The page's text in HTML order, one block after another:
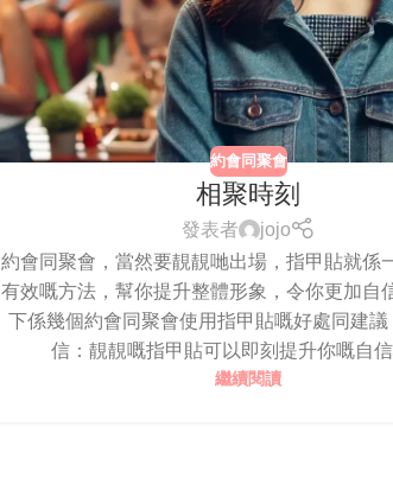
約會同聚會
相聚時刻
發表者
jojo
約會同聚會，當然要靚靚哋出場，指甲貼就係
有效嘅方法，幫你提升整體形象，令你更加自
下係幾個約會同聚會使用指甲貼嘅好處同建議
信：靚靚嘅指甲貼可以即刻提升你嘅自
繼續閱讀